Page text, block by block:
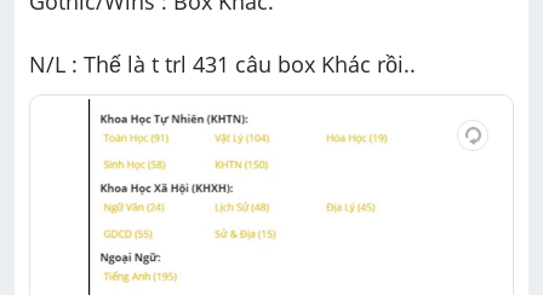
N/L : Thế là t trl 431 câu box Khác rồi..